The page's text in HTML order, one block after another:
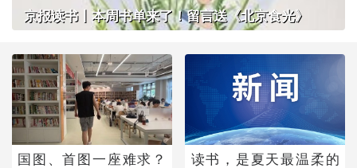
京报读书丨本周书单来了！留言送《北京食光》
国图、首图一座难求？
读书，是夏天最温柔的